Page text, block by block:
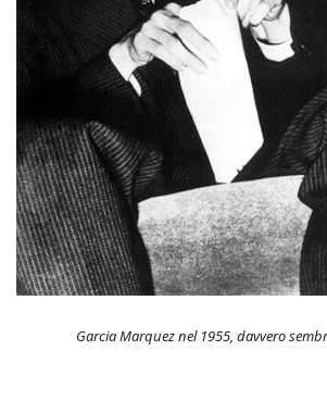
Garcia Marquez nel 1955, davvero